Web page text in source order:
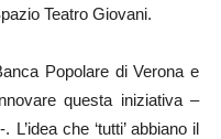
Teatro Giovani.
Popolare di Verona e
questa iniziativa –
che ‘tutti’ abbiano il